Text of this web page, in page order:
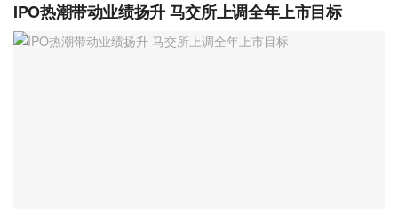
IPO热潮带动业绩扬升 马交所上调全年上市目标